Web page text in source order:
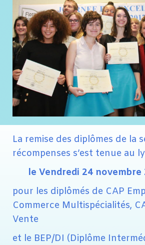
La remise des diplômes de la
récompenses s’est tenue au
le Vendredi 24 novembre
pour les diplômés de CAP
Commerce Multispécialités,
Vente
et le BEP/DI (Diplôme